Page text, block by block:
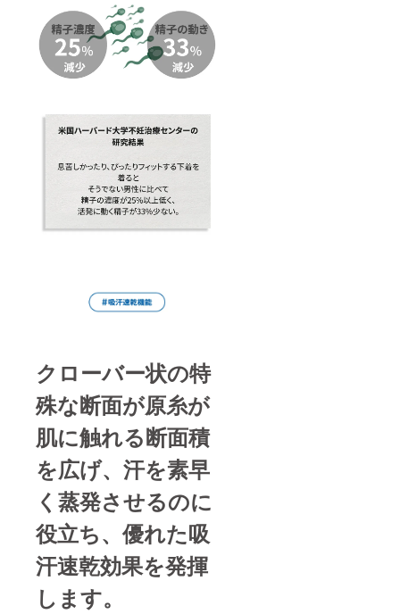
クローバー状の特
殊な断面が原糸が
肌に触れる断面積
を広げ、汗を素早
く蒸発させるのに
役立ち、優れた吸
汗速乾効果を発揮
します。